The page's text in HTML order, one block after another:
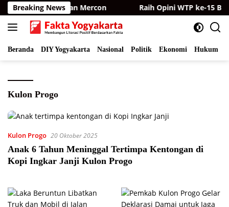
Langsung
ke
konten
Breaking News
dan Bagikan Mercon Raih Opini WTP ke-15
Beranda DIY Yogyakarta Nasional Politik Ekonomi Hukum
Kulon Progo
Kulon Progo 20 Oktober 2025
Anak 6 Tahun Meninggal Tertimpa Kentongan di
Kopi Ingkar Janji Kulon Progo